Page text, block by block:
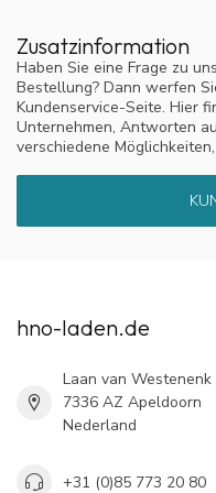
Antibiotikakuren und der
die Schmerzen zwar nach,
verdächtig aus.
Ich begann daraufhin, Ihre
an Ablagerungen beim
also wirklich. Es ist quasi
Nebenhöhlenproblemen
Größere Packung
Zusatzinformation
Haben Sie eine Frage zu
Bestellung? Dann werfen
Kundenservice-Seite. Hier
Unternehmen, Antworten
verschiedene
hno-laden.de
Laan van Westenenk
7336 AZ Apeldoorn
Nederland
+31 (0)85 773 20 80